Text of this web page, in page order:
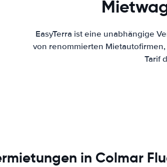
EasyTerra ist eine unabhängige
von renommierten
Tarif
in Colmar